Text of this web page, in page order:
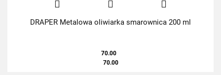
DRAPER Metalowa oliwiarka smarownica 200 ml
70.00
70.00